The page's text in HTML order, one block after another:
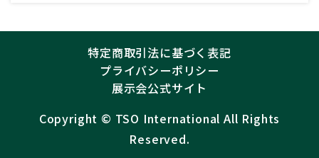
特定商取引法に基づく表記
プライバシーポリシー
展示会公式サイト
Copyright ©︎ TSO International All Rights
Reserved.